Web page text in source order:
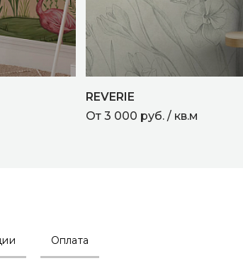
REVERIE
От 3 000 руб. / кв.м
Оплата